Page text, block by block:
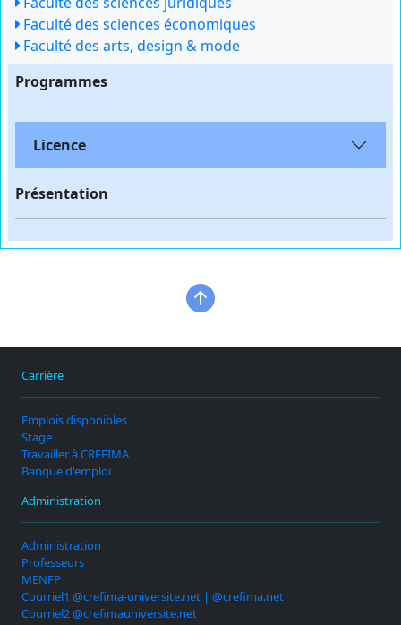
Faculté des sciences économiques
Faculté des arts, design & mode
Programmes
Licence
Présentation
Carrière
Emplois disponibles
Stage
Travailler à CREFIMA
Banque d'emploi
Administration
Administration
Professeurs
MENFP
Courriel1 @crefima-universite.net | @crefima.net
Courriel2 @crefimauniversite.net